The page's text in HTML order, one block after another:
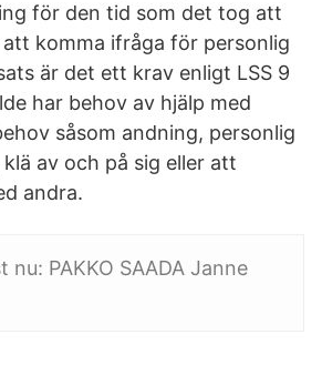
för den tid som det tog att
komma ifråga för personlig
är det ett krav enligt LSS 9
har behov av hjälp med
såsom andning, personlig
av och på sig eller att
andra.
nu: PAKKO SAADA Janne